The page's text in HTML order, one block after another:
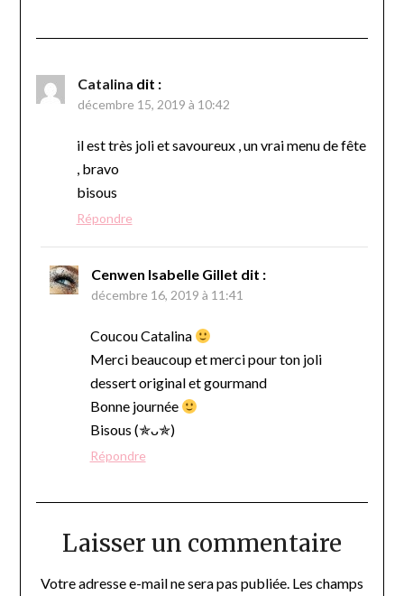
Catalina dit :
décembre 15, 2019 à 10:42
il est très joli et savoureux , un vrai menu de fête
, bravo
bisous
Répondre
Cenwen Isabelle Gillet dit :
décembre 16, 2019 à 11:41
Coucou Catalina
Merci beaucoup et merci pour ton joli
dessert original et gourmand
Bonne journée
Bisous (✯ᴗ✯)
Répondre
Laisser un commentaire
Votre adresse e-mail ne sera pas publiée. Les champs